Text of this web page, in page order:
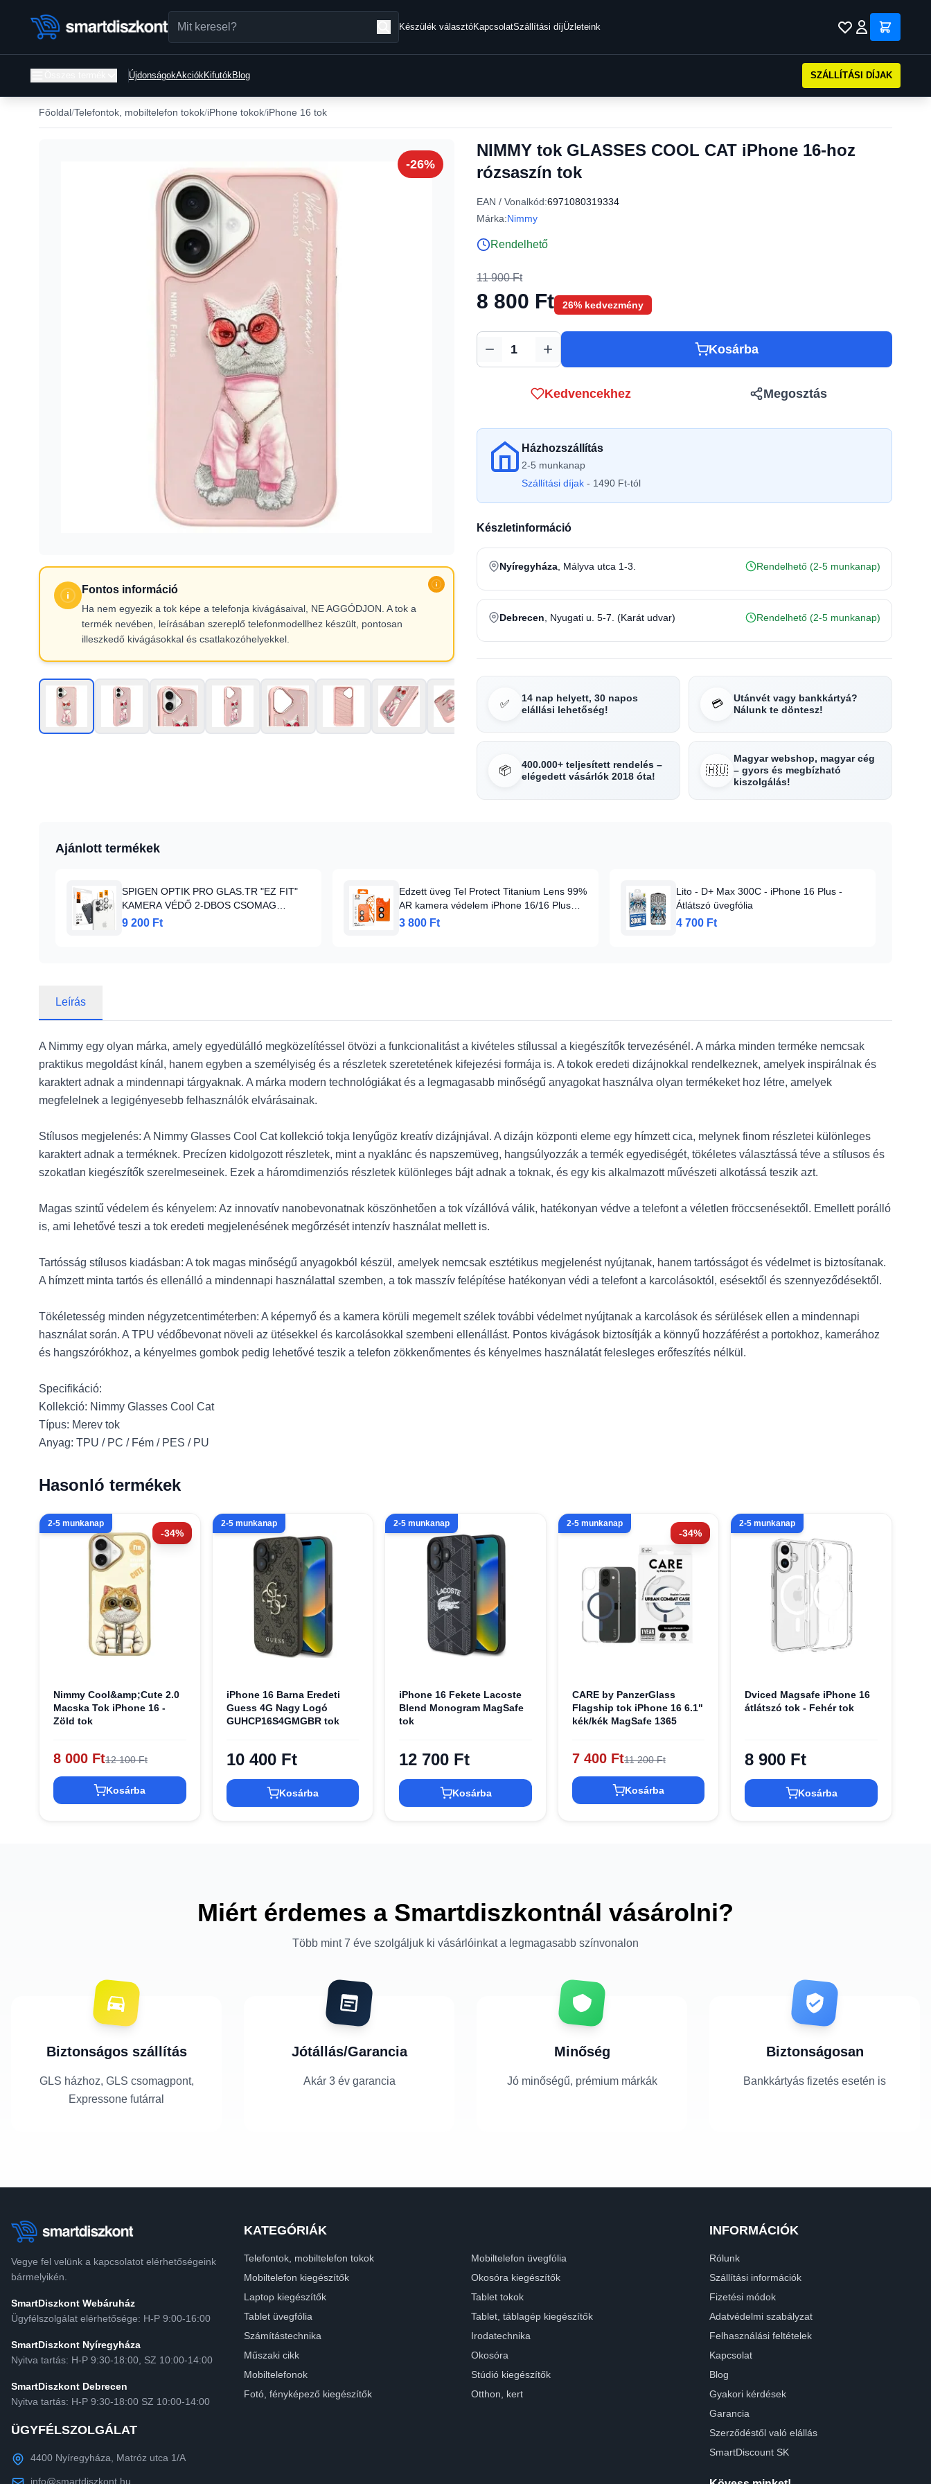
Készülék választóKapcsolatSzállítási díjÜzleteink
ÚjdonságokAkciókKifutókBlog SZÁLLÍTÁSI DÍJAK
Főoldal Telefontok, mobiltelefon tokok iPhone tokok iPhone 16 tok
Fontos információ
Ha nem egyezik a tok képe a telefonja kivágásaival, NE AGGÓDJON. A tok a
termék nevében, leírásában szereplő telefonmodellhez készült, pontosan
illeszkedő kivágásokkal és csatlakozóhelyekkel.
-26%
NIMMY tok GLASSES COOL CAT iPhone 16-hoz
rózsaszín tok
EAN / Vonalkód:6971080319334
Márka:Nimmy
Rendelhető
11 900 Ft
8 800 Ft 26% kedvezmény
Mennyiség Kosárba
Kedvencekhez Megosztás
Házhozszállítás
2-5 munkanap
Szállítási díjak - 1490 Ft-tól
Készletinformáció
Nyíregyháza , Mályva utca 1-3. Rendelhető (2-5 munkanap)
Debrecen , Nyugati u. 5-7. (Karát udvar) Rendelhető (2-5 munkanap)
✅
14 nap helyett, 30 napos
elállási lehetőség!
💳
Utánvét vagy bankkártyá?
Nálunk te döntesz!
📦
400.000+ teljesített rendelés –
elégedett vásárlók 2018 óta!
🇭🇺
Magyar webshop, magyar cég
– gyors és megbízható
kiszolgálás!
Ajánlott termékek
SPIGEN OPTIK PRO GLAS.TR "EZ FIT"
KAMERA VÉDŐ 2-DBOS CSOMAG
IPHONE 16 / 16 PLUS / 17 CRYSTAL
9 200 Ft
Edzett üveg Tel Protect Titanium Lens 99%
AR kamera védelem iPhone 16/16 Plus
fekete (2 db lencse) üvegfólia
3 800 Ft
Lito - D+ Max 300C - iPhone 16 Plus -
Átlátszó üvegfólia
4 700 Ft
Leírás
A Nimmy egy olyan márka, amely egyedülálló megközelítéssel ötvözi a funkcionalitást a kivételes stílussal a kiegészítők tervezésénél. A márka minden terméke nemcsak
praktikus megoldást kínál, hanem egyben a személyiség és a részletek szeretetének kifejezési formája is. A tokok eredeti dizájnokkal rendelkeznek, amelyek inspirálnak és
karaktert adnak a mindennapi tárgyaknak. A márka modern technológiákat és a legmagasabb minőségű anyagokat használva olyan termékeket hoz létre, amelyek
megfelelnek a legigényesebb felhasználók elvárásainak.
Stílusos megjelenés: A Nimmy Glasses Cool Cat kollekció tokja lenyűgöz kreatív dizájnjával. A dizájn központi eleme egy hímzett cica, melynek finom részletei különleges
karaktert adnak a terméknek. Precízen kidolgozott részletek, mint a nyaklánc és napszemüveg, hangsúlyozzák a termék egyediségét, tökéletes választássá téve a stílusos és
szokatlan kiegészítők szerelmeseinek. Ezek a háromdimenziós részletek különleges bájt adnak a toknak, és egy kis alkalmazott művészeti alkotássá teszik azt.
Magas szintű védelem és kényelem: Az innovatív nanobevonatnak köszönhetően a tok vízállóvá válik, hatékonyan védve a telefont a véletlen fröccsenésektől. Emellett porálló
is, ami lehetővé teszi a tok eredeti megjelenésének megőrzését intenzív használat mellett is.
Tartósság stílusos kiadásban: A tok magas minőségű anyagokból készül, amelyek nemcsak esztétikus megjelenést nyújtanak, hanem tartósságot és védelmet is biztosítanak.
A hímzett minta tartós és ellenálló a mindennapi használattal szemben, a tok masszív felépítése hatékonyan védi a telefont a karcolásoktól, esésektől és szennyeződésektől.
Tökéletesség minden négyzetcentiméterben: A képernyő és a kamera körüli megemelt szélek további védelmet nyújtanak a karcolások és sérülések ellen a mindennapi
használat során. A TPU védőbevonat növeli az ütésekkel és karcolásokkal szembeni ellenállást. Pontos kivágások biztosítják a könnyű hozzáférést a portokhoz, kamerához
és hangszórókhoz, a kényelmes gombok pedig lehetővé teszik a telefon zökkenőmentes és kényelmes használatát felesleges erőfeszítés nélkül.
Specifikáció:
Kollekció: Nimmy Glasses Cool Cat
Típus: Merev tok
Anyag: TPU / PC / Fém / PES / PU
Hasonló termékek
-34%
2-5 munkanap
Nimmy Cool&amp;Cute 2.0
Macska Tok iPhone 16 -
Zöld tok
8 000 Ft12 100 Ft
Kosárba
2-5 munkanap
iPhone 16 Barna Eredeti
Guess 4G Nagy Logó
GUHCP16S4GMGBR tok
10 400 Ft
Kosárba
2-5 munkanap
iPhone 16 Fekete Lacoste
Blend Monogram MagSafe
tok
12 700 Ft
Kosárba
-34%
2-5 munkanap
CARE by PanzerGlass
Flagship tok iPhone 16 6.1"
kék/kék MagSafe 1365
7 400 Ft11 200 Ft
Kosárba
2-5 munkanap
Dviced Magsafe iPhone 16
átlátszó tok - Fehér tok
8 900 Ft
Kosárba
Miért érdemes a Smartdiszkontnál vásárolni?
Több mint 7 éve szolgáljuk ki vásárlóinkat a legmagasabb színvonalon
Biztonságos szállítás
GLS házhoz, GLS csomagpont,
Expressone futárral
Jótállás/Garancia
Akár 3 év garancia
Minőség
Jó minőségű, prémium márkák
Biztonságosan
Bankkártyás fizetés esetén is
Vegye fel velünk a kapcsolatot elérhetőségeink
bármelyikén.
SmartDiszkont Webáruház
Ügyfélszolgálat elérhetősége: H-P 9:00-16:00
SmartDiszkont Nyíregyháza
Nyitva tartás: H-P 9:30-18:00, SZ 10:00-14:00
SmartDiszkont Debrecen
Nyitva tartás: H-P 9:30-18:00 SZ 10:00-14:00
ÜGYFÉLSZOLGÁLAT
4400 Nyíregyháza, Matróz utca 1/A
info@smartdiszkont.hu
KATEGÓRIÁK
Telefontok, mobiltelefon tokok
Mobiltelefon üvegfólia
Mobiltelefon kiegészítők
Okosóra kiegészítők
Laptop kiegészítők
Tablet tokok
Tablet üvegfólia
Tablet, táblagép kiegészítők
Számítástechnika
Irodatechnika
Műszaki cikk
Okosóra
Mobiltelefonok
Stúdió kiegészítők
Fotó, fényképező kiegészítők
Otthon, kert
INFORMÁCIÓK
Rólunk
Szállítási információk
Fizetési módok
Adatvédelmi szabályzat
Felhasználási feltételek
Kapcsolat
Blog
Gyakori kérdések
Garancia
Szerződéstől való elállás
SmartDiscount SK